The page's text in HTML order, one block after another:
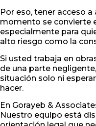
Por eso, tener acceso
momento se convierte
especialmente para
alto riesgo como la
Si usted trabaja en
de una parte
situación solo ni
hacer.
En Gorayeb &
Nuestro equipo está